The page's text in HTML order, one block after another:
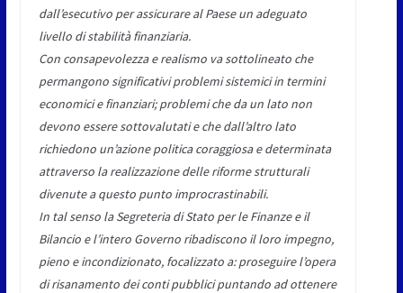
dall’esecutivo per assicurare al Paese un adeguato
livello di stabilità finanziaria.
Con consapevolezza e realismo va sottolineato che
permangono significativi problemi sistemici in termini
economici e finanziari; problemi che da un lato non
devono essere sottovalutati e che dall’altro lato
richiedono un’azione politica coraggiosa e determinata
attraverso la realizzazione delle riforme strutturali
divenute a questo punto improcrastinabili.
In tal senso la Segreteria di Stato per le Finanze e il
Bilancio e l’intero Governo ribadiscono il loro impegno,
pieno e incondizionato, focalizzato a: proseguire l’opera
di risanamento dei conti pubblici puntando ad ottenere